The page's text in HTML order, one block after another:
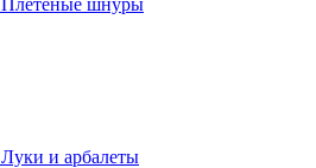
Плетеные шнуры
Луки и арбалеты